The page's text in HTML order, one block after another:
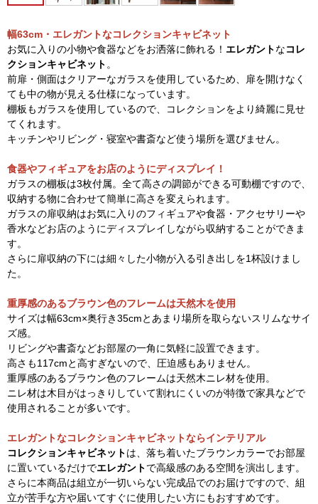
幅63cm・エレガントなコレクションキャビネット
お気に入りの小物や食器などをお洒落に飾れる！ エレガントなコレ
クションキャビネット 。
前扉・側面はクリアーなガラスを使用しているため、扉を開けなく
ても中の物が見える仕様になっています。
棚板もガラスを使用しているので、コレクションをより綺麗に見せ
てくれます。
キッチンやリビング・寝室や書斎など使う場所を選びません。
食器やフィギュアをお店のようにディスプレイ！
ガラスの棚板は3枚付属。全て高さの調節ができる可動棚ですので、
収納する物に合わせて簡単に高さを変えられます。
ガラスの扉収納はお気に入りのフィギュアや食器・アクセサリーや
香水などお店のようにディスプレイしながら収納することができま
す。
さらに扉収納の下には細々した小物が入る引き出しを1杯設けまし
た。
重厚感のあるブラウン色のフレームは天然木を使用
サイズは幅63cm×奥行き35cmとあまり場所を取らないスリムなサイ
ズ感。
リビングや書斎などお部屋の一角に気軽に設置できます。
高さも117cmと高すぎないので、圧迫感もありません。
重厚感のあるブラウン色のフレームは天然木ニレ材を使用。
ニレ材は木目がはっきりしていて割れにくいのが特徴で家具などで
使用されることが多いです。
エレガントなコレクションキャビネットならインテリアル
コレクションキャビネットは、落ち着いたブラウンカラーでお部屋
に置いているだけでエレガントで高級感のある空間を演出します。
さらに本商品は組立が一切いらない完成品でのお届けですので、組
立が苦手な方や届いてすぐに使用したい方にもおすすめです。